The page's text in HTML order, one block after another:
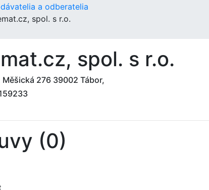
a odberatelia
spol. s r.o.
spol. s r.o.
Měšická 276 39002 Tábor,
(0)